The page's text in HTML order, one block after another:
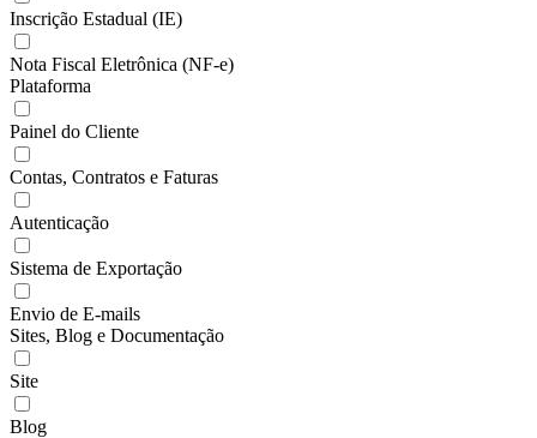
Inscrição Estadual (IE)
Nota Fiscal Eletrônica (NF-e)
Plataforma
Painel do Cliente
Contas, Contratos e Faturas
Autenticação
Sistema de Exportação
Envio de E-mails
Sites, Blog e Documentação
Site
Blog